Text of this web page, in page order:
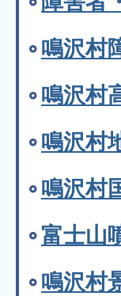
鳴沢村
鳴沢村
鳴沢村
鳴沢村
富士山
鳴沢村